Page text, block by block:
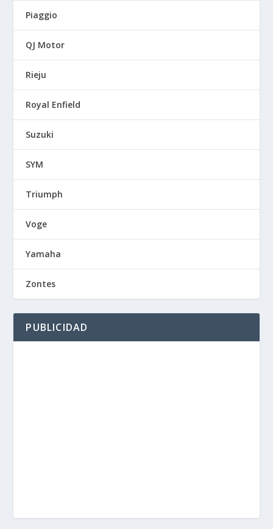
Piaggio
QJ Motor
Rieju
Royal Enfield
Suzuki
SYM
Triumph
Voge
Yamaha
Zontes
PUBLICIDAD